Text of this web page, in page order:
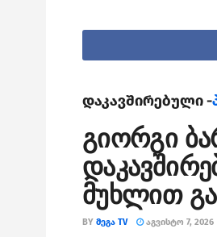
დაკავშირებული -
გიორგი
მუხლით
BY ᲛᲔᲒᲐ TV ᲐᲒᲕᲘᲡᲢᲝ 7, 2026